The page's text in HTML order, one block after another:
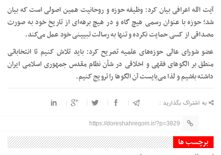
آیت الله اعرافی بیان کرد: وظیفه حوزه و روحانیت همین اصولی است که بیان
شد؛ حوزه با عنوان رسمی هیچ گاه و در هیچ برهه‌ای از تاریخ خود به صورت
مصداقی از کسی حمایت نکرده و تنها به رسالت تبیینی خود عمل می‌کند.
عضو شورای عالی حوزه‌های علمیه تصریح کرد: باید تلاش کنیم تا انتخاباتی
منطق بر الگوهای فقهی و اخلاقی در شأن نظام مقدس جمهوری اسلامی ایران
داشته باشیم و لذا می‌بایست آن الگوها را ترویج کنیم.
به اشتراک بگذارید :
https://doreshahreqom.ir/?p=3829
برچسب ها